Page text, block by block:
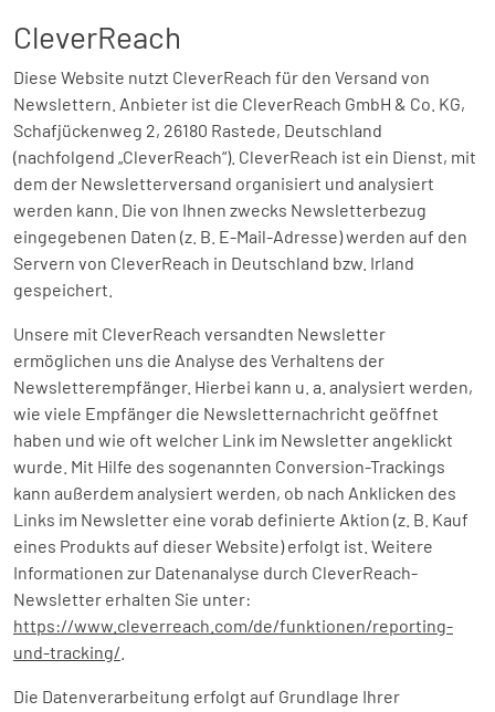
CleverReach
Diese Website nutzt CleverReach für den Versand von
Newslettern. Anbieter ist die CleverReach GmbH & Co. KG,
Schafjückenweg 2, 26180 Rastede, Deutschland
(nachfolgend „CleverReach“). CleverReach ist ein Dienst, mit
dem der Newsletterversand organisiert und analysiert
werden kann. Die von Ihnen zwecks Newsletterbezug
eingegebenen Daten (z. B. E-Mail-Adresse) werden auf den
Servern von CleverReach in Deutschland bzw. Irland
gespeichert.
Unsere mit CleverReach versandten Newsletter
ermöglichen uns die Analyse des Verhaltens der
Newsletterempfänger. Hierbei kann u. a. analysiert werden,
wie viele Empfänger die Newsletternachricht geöffnet
haben und wie oft welcher Link im Newsletter angeklickt
wurde. Mit Hilfe des sogenannten Conversion-Trackings
kann außerdem analysiert werden, ob nach Anklicken des
Links im Newsletter eine vorab definierte Aktion (z. B. Kauf
eines Produkts auf dieser Website) erfolgt ist. Weitere
Informationen zur Datenanalyse durch CleverReach-
Newsletter erhalten Sie unter:
https://www.cleverreach.com/de/funktionen/reporting-
und-tracking/
Die Datenverarbeitung erfolgt auf Grundlage Ihrer